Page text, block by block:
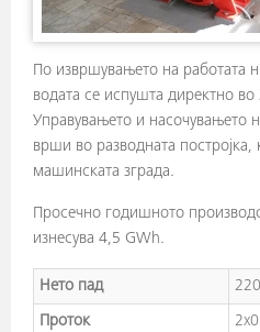
По извршувањето на работата
водата се испушта директно во
Управувањето и насочувањето
врши во разводната постројка,
машинската зграда.
Просечно годишното
изнесува 4,5 GWh.
Нето пад
Проток